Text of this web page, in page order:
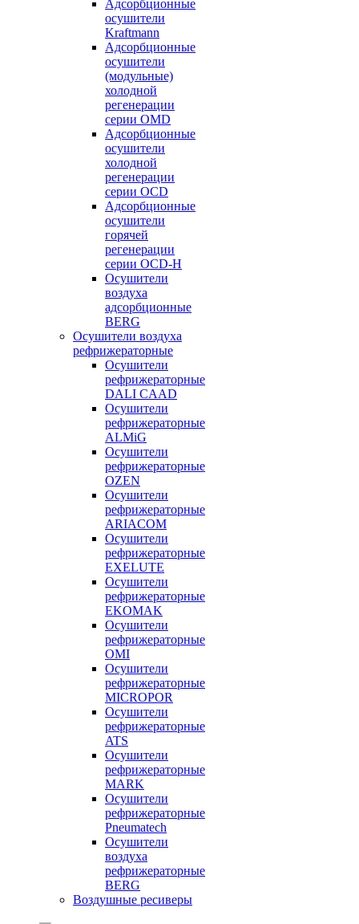
Адсорбционные
осушители
Kraftmann
Адсорбционные
осушители
(модульные)
холодной
регенерации
серии OMD
Адсорбционные
осушители
холодной
регенерации
серии OCD
Адсорбционные
осушители
горячей
регенерации
серии OСD-H
Осушители
воздуха
адсорбционные
BERG
Осушители воздуха
рефрижераторные
Осушители
рефрижераторные
DALI CAAD
Осушители
рефрижераторные
ALMiG
Осушители
рефрижераторные
OZEN
Осушители
рефрижераторные
ARIACOM
Осушители
рефрижераторные
EXELUTE
Осушители
рефрижераторные
EKOMAK
Осушители
рефрижераторные
OMI
Осушители
рефрижераторные
MICROPOR
Осушители
рефрижераторные
ATS
Осушители
рефрижераторные
MARK
Осушители
рефрижераторные
Pneumatech
Осушители
воздуха
рефрижераторные
BERG
Воздушные ресиверы